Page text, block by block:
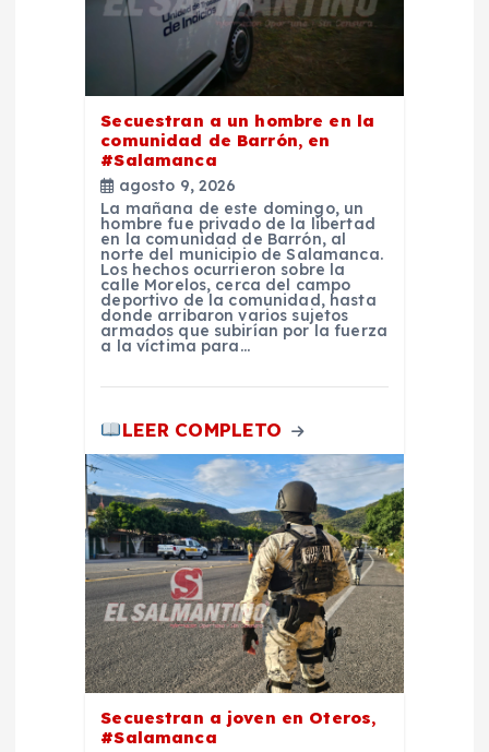
Secuestran a un hombre en la
comunidad de Barrón, en
#Salamanca
agosto 9, 2026
La mañana de este domingo, un
hombre fue privado de la libertad
en la comunidad de Barrón, al
norte del municipio de Salamanca.
Los hechos ocurrieron sobre la
calle Morelos, cerca del campo
deportivo de la comunidad, hasta
donde arribaron varios sujetos
armados que subirían por la fuerza
a la víctima para…
LEER COMPLETO
Secuestran a joven en Oteros,
#Salamanca